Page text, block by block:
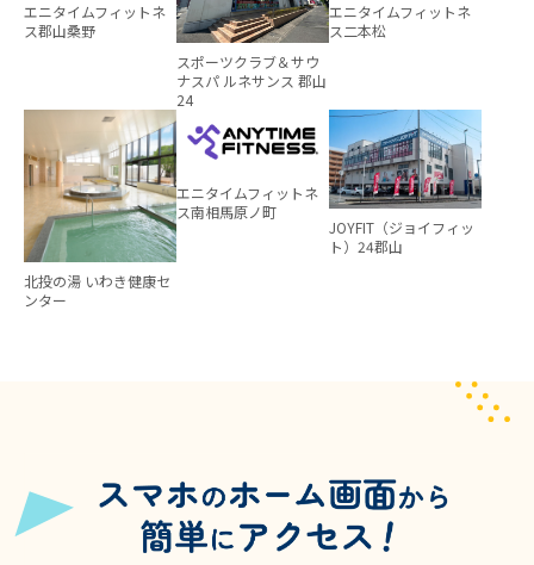
エニタイムフィットネ
ス郡山桑野
スポーツクラブ＆サウ
ナスパ ルネサンス 郡山
24
エニタイムフィットネ
ス二本松
北投の湯 いわき健康セ
ンター
エニタイムフィットネ
ス南相馬原ノ町
JOYFIT（ジョイフィッ
ト）24郡山